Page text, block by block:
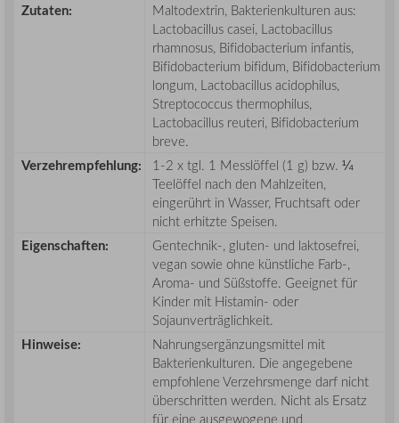
Zutaten:
Maltodextrin, Bakterienkulturen aus:
Lactobacillus casei, Lactobacillus
rhamnosus, Bifidobacterium infantis,
Bifidobacterium bifidum, Bifidobacterium
longum, Lactobacillus acidophilus,
Streptococcus thermophilus,
Lactobacillus reuteri, Bifidobacterium
breve.
Verzehrempfehlung:
1-2 x tgl. 1 Messlöffel (1 g) bzw. ¼
Teelöffel nach den Mahlzeiten,
eingerührt in Wasser, Fruchtsaft oder
nicht erhitzte Speisen.
Eigenschaften:
Gentechnik-, gluten- und laktosefrei,
vegan sowie ohne künstliche Farb-,
Aroma- und Süßstoffe. Geeignet für
Kinder mit Histamin- oder
Sojaunverträglichkeit.
Hinweise:
Nahrungsergänzungsmittel mit
Bakterienkulturen. Die angegebene
empfohlene Verzehrsmenge darf nicht
überschritten werden. Nicht als Ersatz
für eine ausgewogene und